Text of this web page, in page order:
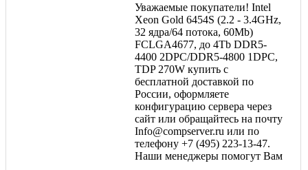
Уважаемые покупатели! Intel
Xeon Gold 6454S (2.2 - 3.4GHz,
32 ядра/64 потока, 60Mb)
FCLGA4677, до 4Tb DDR5-
4400 2DPC/DDR5-4800 1DPC,
TDP 270W купить с
бесплатной доставкой по
России, оформляете
конфигурацию сервера через
сайт или обращайтесь на почту
Info@compserver.ru или по
телефону +7 (495) 223-13-47.
Наши менеджеры помогут Вам